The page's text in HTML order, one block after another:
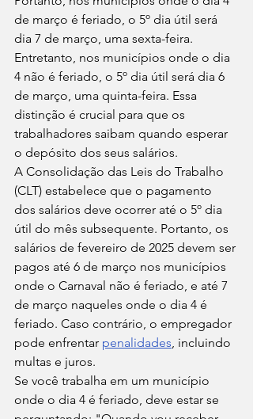
de março é feriado, o 5º dia útil será
dia 7 de março, uma sexta-feira.
Entretanto, nos municípios onde o dia
4 não é feriado, o 5º dia útil será dia 6
de março, uma quinta-feira. Essa
distinção é crucial para que os
trabalhadores saibam quando esperar
o depósito dos seus salários.
A Consolidação das Leis do Trabalho
(CLT) estabelece que o pagamento
dos salários deve ocorrer até o 5º dia
útil do mês subsequente. Portanto, os
salários de fevereiro de 2025 devem ser
pagos até 6 de março nos municípios
onde o Carnaval não é feriado, e até 7
de março naqueles onde o dia 4 é
feriado. Caso contrário, o empregador
pode enfrentar penalidades, incluindo
multas e juros.
Se você trabalha em um município
onde o dia 4 é feriado, deve estar se